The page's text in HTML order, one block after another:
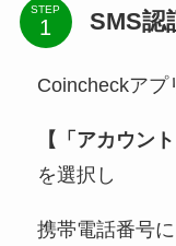
STEP SMS認
Coincheckアプ
【「アカウン
を選択し
携帯電話番号